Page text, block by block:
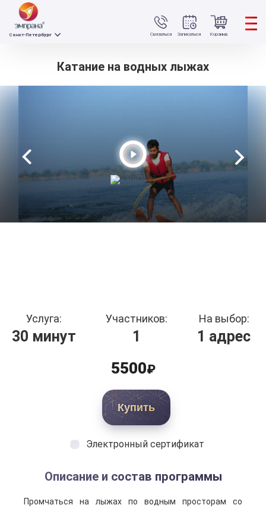
Связаться
Санкт-Петербург Записаться Корзина
Катание на водных лыжах
Услуга:
30 минут
Участников:
1
На выбор:
1 адрес
5500₽
Купить
Электронный сертификат
Описание и состав программы
Промчаться на лыжах по водным просторам со